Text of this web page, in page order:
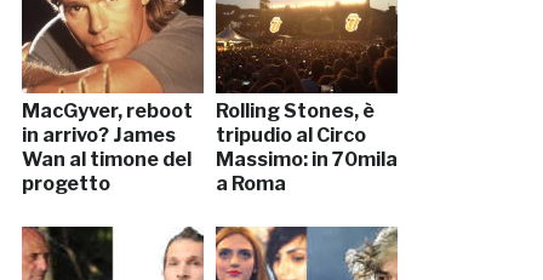
MacGyver, reboot
in arrivo? James
Wan al timone del
progetto
Rolling Stones, è
tripudio al Circo
Massimo: in 70mila
a Roma